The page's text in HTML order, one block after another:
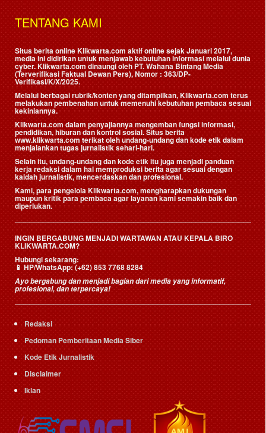
TENTANG KAMI
Situs berita online Klikwarta.com aktif online sejak Januari 2017,
media ini didirikan untuk menjawab kebutuhan informasi melalui dunia
cyber. Klikwarta.com dinaungi oleh PT. Wahana Bintang Media
(Terverifikasi Faktual Dewan Pers), Nomor : 363/DP-
Verifikasi/K/X/2025.
Melalui berbagai rubrik/konten yang ditampilkan, Klikwarta.com terus
melakukan pembenahan untuk memenuhi kebutuhan pembaca sesuai
kekiniannya.
Klikwarta.com dalam penyajiannya mengemban fungsi informasi,
pendidikan, hiburan dan kontrol sosial. Situs berita
www.klikwarta.com terikat oleh undang-undang dan kode etik dalam
menjalankan tugas jurnalistik sehari-hari.
Selain itu, undang-undang dan kode etik itu juga menjadi panduan
kerja redaksi dalam hal memproduksi berita agar sesuai dengan
kaidah jurnalistik, mencerdaskan dan profesional.
Kami, para pengelola Klikwarta.com, mengharapkan dukungan
maupun kritik para pembaca agar layanan kami semakin baik dan
diperlukan.
INGIN BERGABUNG MENJADI WARTAWAN ATAU KEPALA BIRO
KLIKWARTA.COM?
Hubungi sekarang:
📱HP/WhatsApp:(+62) 853 7768 8284
Ayo bergabung dan menjadi bagian dari media yang informatif,
profesional, dan terpercaya!
Redaksi
Pedoman Pemberitaan Media Siber
Kode Etik Jurnalistik
Disclaimer
Iklan